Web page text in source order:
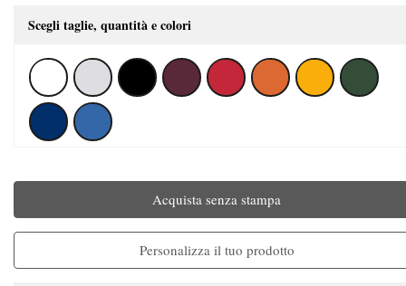
Scegli taglie, quantità e colori
Acquista senza stampa
Personalizza il tuo prodotto